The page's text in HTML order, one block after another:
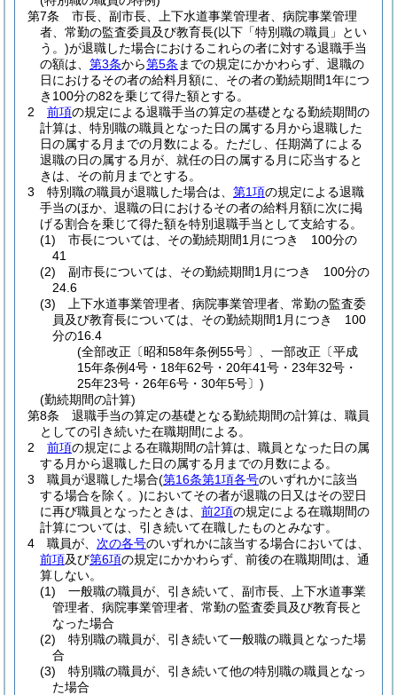
第7条
市長、副市長、上下水道事業管理者、病院事業管理
者、常勤の監査委員及び教育長(以下「特別職の職員」とい
う。)が退職した場合におけるこれらの者に対する退職手当
の額は、 第3条から第5条 までの規定にかかわらず、退職の
日におけるその者の給料月額に、その者の勤続期間1年につ
き100分の82を乗じて得た額とする。
2
前項の規定による退職手当の算定の基礎となる勤続期間の
計算は、特別職の職員となった日の属する月から退職した
日の属する月までの月数による。 ただし、任期満了による
退職の日の属する月が、就任の日の属する月に応当すると
きは、その前月までとする。
3
特別職の職員が退職した場合は、 第1項の規定による退職
手当のほか、退職の日におけるその者の給料月額に次に掲
げる割合を乗じて得た額を特別退職手当として支給する。
(1)
市長については、その勤続期間1月につき 100分の
41
(2)
副市長については、その勤続期間1月につき 100分の
24.6
(3)
上下水道事業管理者、病院事業管理者、常勤の監査委
員及び教育長については、その勤続期間1月につき 100
分の16.4
(全部改正〔昭和58年条例55号〕、一部改正〔平成
15年条例4号・18年62号・20年41号・23年32号・
25年23号・26年6号・30年5号〕)
(勤続期間の計算)
第8条
退職手当の算定の基礎となる勤続期間の計算は、職員
としての引き続いた在職期間による。
2
前項の規定による在職期間の計算は、職員となった日の属
する月から退職した日の属する月までの月数による。
3
職員が退職した場合(第16条第1項各号のいずれかに該当
する場合を除く。)においてその者が退職の日又はその翌日
に再び職員となったときは、 前2項の規定による在職期間の
計算については、引き続いて在職したものとみなす。
4
職員が、 次の各号のいずれかに該当する場合においては、
前項及び第6項の規定にかかわらず、前後の在職期間は、通
算しない。
(1)
一般職の職員が、引き続いて、副市長、上下水道事業
管理者、病院事業管理者、常勤の監査委員及び教育長と
なった場合
(2)
特別職の職員が、引き続いて一般職の職員となった場
合
(3)
特別職の職員が、引き続いて他の特別職の職員となっ
た場合